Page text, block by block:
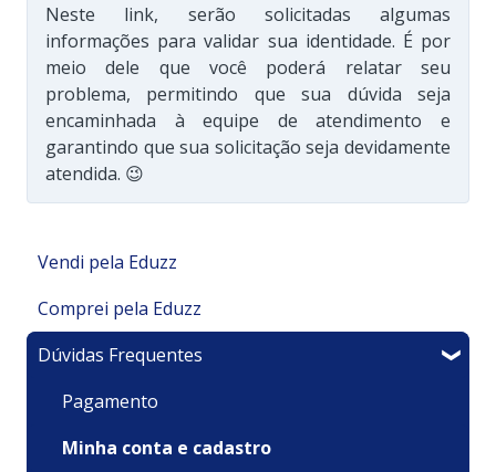
Neste link, serão solicitadas algumas
informações para validar sua identidade. É por
meio dele que você poderá relatar seu
problema, permitindo que sua dúvida seja
encaminhada à equipe de atendimento e
garantindo que sua solicitação seja devidamente
atendida. 😉
Vendi pela Eduzz
Minha Área de Membros
Integrações
Financeiro
Meu produto é um Evento
Comprei pela Eduzz
Suporte Técnico
Pagamentos e Faturamento
Minha Conta
Dúvidas Frequentes
Pagamento
Minha conta e cadastro